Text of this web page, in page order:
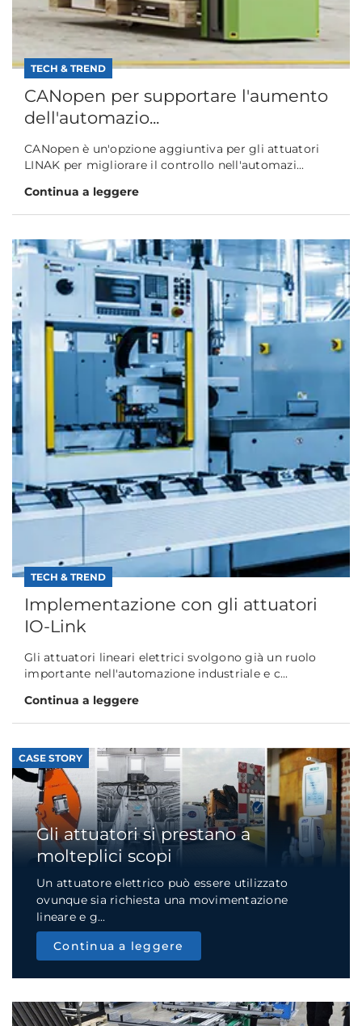
TECH & TREND
CANopen per supportare l'aumento
dell'automazio...
CANopen è un'opzione aggiuntiva per gli attuatori
LINAK per migliorare il controllo nell'automazi...
Continua a leggere
TECH & TREND
Implementazione con gli attuatori
IO-Link
Gli attuatori lineari elettrici svolgono già un ruolo
importante nell'automazione industriale e c...
Continua a leggere
CASE STORY
Gli attuatori si prestano a
molteplici scopi
Un attuatore elettrico può essere utilizzato
ovunque sia richiesta una movimentazione
lineare e g...
Continua a leggere